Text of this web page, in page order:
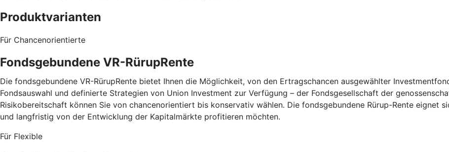
Produktvarianten
Für Chancenorientierte
Fondsgebundene VR-RürupRente
Die fondsgebundene VR-RürupRente bietet Ihnen die Möglichkeit, von den Ertragschancen ausgewählter
Fondsauswahl und definierte Strategien von Union Investment zur Verfügung – der Fondsgesellschaft der
Risikobereitschaft können Sie von chancenorientiert bis konservativ wählen. Die fondsgebundene Rürup-Rente eignet
und langfristig von der Entwicklung der Kapitalmärkte profitieren möchten.
Für Flexible